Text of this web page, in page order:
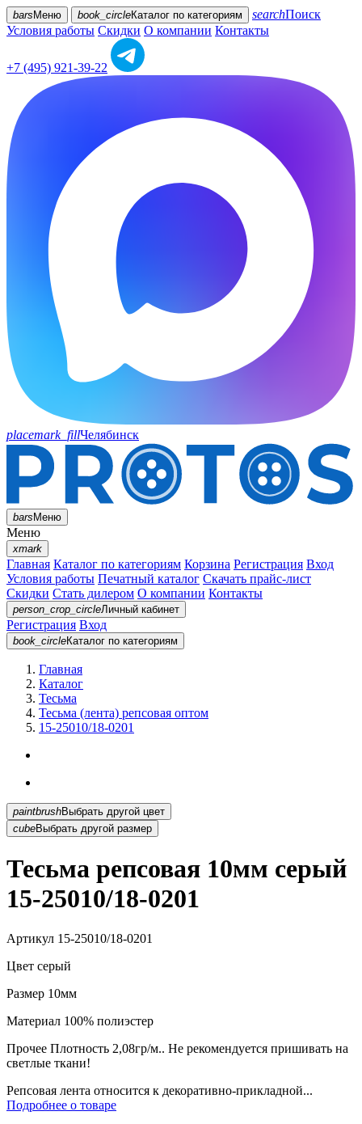
bars Меню book_circleКаталог по категориям searchПоиск
Условия работы Скидки О компании Контакты
+7 (495) 921-39-22
placemark_fillЧелябинск
barsМеню
Меню
xmark
Главная Каталог по категориям Корзина Регистрация Вход
Условия работы Печатный каталог Скачать прайс-лист
Скидки Стать дилером О компании Контакты
person_crop_circleЛичный кабинет
Регистрация Вход
book_circleКаталог по категориям
Главная
Каталог
Тесьма
Тесьма (лента) репсовая оптом
15-25010/18-0201
paintbrush
Выбрать другой цвет
cubeВыбрать другой размер
Тесьма репсовая 10мм серый
15-25010/18-0201
Артикул 15-25010/18-0201
Цвет серый
Размер 10мм
Материал 100% полиэстер
Прочее Плотность 2,08гр/м.. Не рекомендуется пришивать на
светлые ткани!
Репсовая лента относится к декоративно-прикладной...
Подробнее о товаре